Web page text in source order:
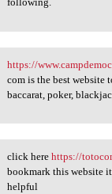
https://
com is the best website
baccarat, poker,
here https:/
click here https://
bookmark this website
helpful